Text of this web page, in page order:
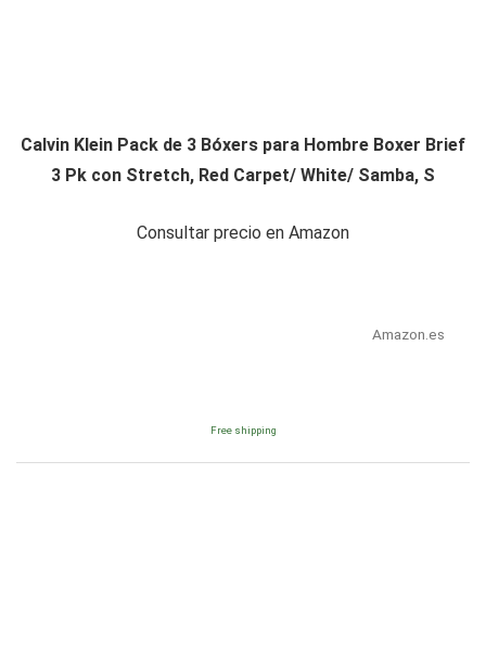
Calvin Klein Pack de 3 Bóxers para Hombre Boxer Brief
3 Pk con Stretch, Red Carpet/ White/ Samba, S
Consultar precio en Amazon
Amazon.es
Free shipping